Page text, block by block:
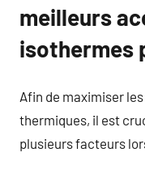
meilleurs
isothermes
Afin de maximiser
thermiques, il est
plusieurs facteurs